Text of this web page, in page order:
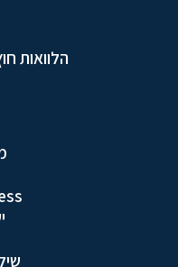
הלוואות